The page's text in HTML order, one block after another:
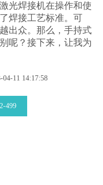
光焊接机在操作和使
焊接工艺标准。可
出众。那么，手持式
呢？接下来，让我为
11 14:17:58
499